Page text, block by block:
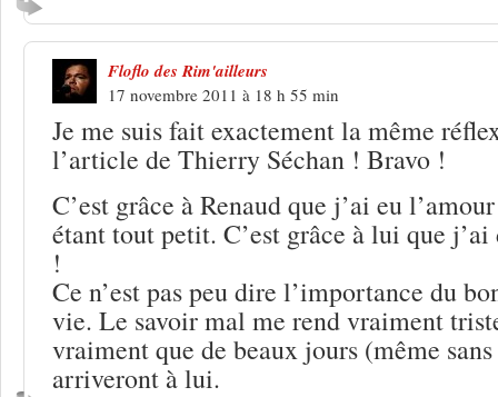
Floflo des Rim'ailleurs
17 novembre 2011 à 18 h 55 min
Je me suis fait exactement la même
l’article de Thierry Séchan ! Bravo !
C’est grâce à Renaud que j’ai eu
étant tout petit. C’est grâce à lui que j’ai
!
Ce n’est pas peu dire l’importance du
vie. Le savoir mal me rend vraiment
vraiment que de beaux jours (même
arriveront à lui.